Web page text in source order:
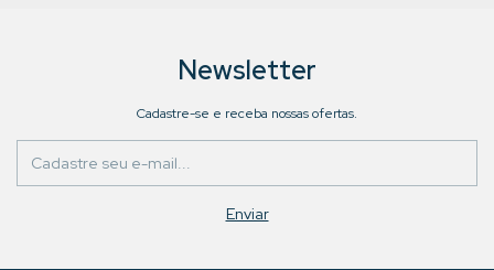
Newsletter
Cadastre-se e receba nossas ofertas.